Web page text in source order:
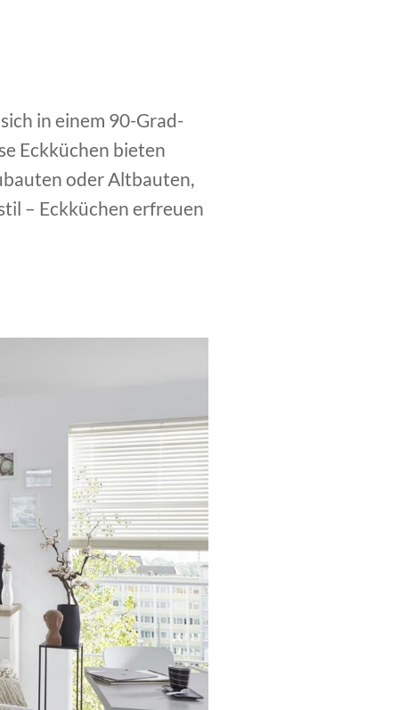
in einem 90-Grad-
Eckküchen bieten
oder Altbauten,
– Eckküchen erfreuen